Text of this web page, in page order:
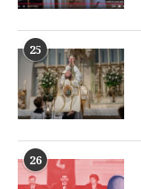
25
26